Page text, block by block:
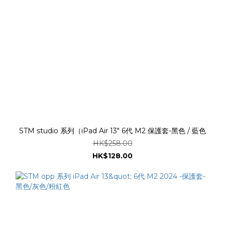
STM studio 系列（iPad Air 13" 6代 M2 保護套-黑色 / 藍色
HK$258.00
HK$128.00